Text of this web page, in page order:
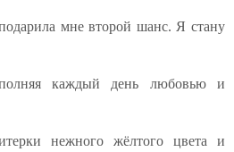
мне второй шанс. Я стану
каждый день любовью и
нежного жёлтого цвета и